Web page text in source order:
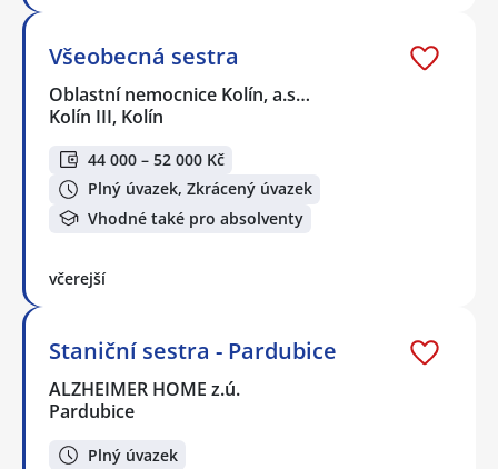
Všeobecná sestra
Oblastní nemocnice Kolín, a.s…
Kolín III, Kolín
44 000 – 52 000 Kč
Plný úvazek, Zkrácený úvazek
Vhodné také pro absolventy
včerejší
Staniční sestra - Pardubice
ALZHEIMER HOME z.ú.
Pardubice
Plný úvazek